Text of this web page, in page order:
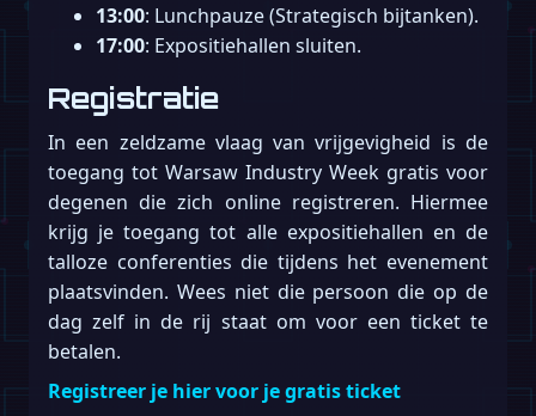
13:00: Lunchpauze (Strategisch bijtanken).
17:00: Expositiehallen sluiten.
Registratie
In een zeldzame vlaag van vrijgevigheid is de
toegang tot Warsaw Industry Week gratis voor
degenen die zich online registreren. Hiermee
krijg je toegang tot alle expositiehallen en de
talloze conferenties die tijdens het evenement
plaatsvinden. Wees niet die persoon die op de
dag zelf in de rij staat om voor een ticket te
betalen.
Registreer je hier voor je gratis ticket